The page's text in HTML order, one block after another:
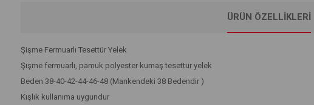
ÜRÜN ÖZELLIKLERI
Şişme Fermuarlı Tesettür Yelek
Şişme fermuarlı, pamuk polyester kumaş tesettür yelek
Beden 38-40-42-44-46-48 (Mankendeki 38 Bedendir )
Kışlık kullanıma uygundur